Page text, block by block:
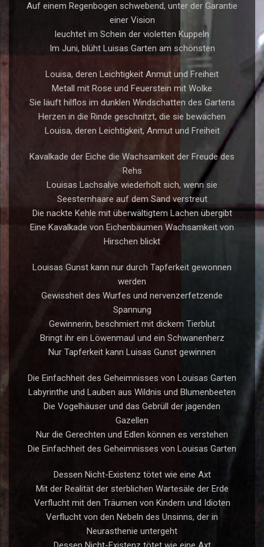
Auf einem Regenbogen schwebend, unter der Garantie
einer Vision
leuchtet im Schein der violetten Kuppeln
Im Juni, blüht Luisas Garten am schönsten
Louisa, deren Leichtigkeit Anmut und Freiheit
Metall mit Rose und Feuerstein mit Wolke
Sie läuft hilflos im dunklen Windschatten des Gartens
Herzen in die Rinde geschnitzt, die sie bewachen
Louisa, deren Leichtigkeit, Anmut und Freiheit
Kavalkade der Eiche die Wachsamkeit der Freude des
Rehs
Louisas Lachsalve wiederholt sich, wenn sie
Seesternhaare auf dem Sand verstreut
Die nackte Kehle mit überwältigtem Lachen übergibt
Eine Kavalkade von Eichenbäumen Wachsamkeit von
Hirschen blickt
Louisas Gunst kann nur durch Tapferkeit gewonnen
werden
Gewissheit des Wurfes und nervenzerfetzende
Spannung
Gewinnerin, beschmiert mit dickem Tierblut
Bringt ihr ein Löwenmaul und ein Schwanenherz
Nur Tapferkeit kann Luisas Gunst gewinnen
Die Einfachheit des Geheimnisses von Louisas Garten
Labyrinthe und Lauben aus Wildnis und Blumenbeeten
Die Vogelhäuser und das Gebrüll der jagenden
Gazellen
Nur die Gerechten und Edlen können es verstehen
Die Einfachheit des Geheimnisses von Louisas Garten
Dessen Nicht-Existenz tötet wie eine Axt
Mit der Realität der sterblichen Wartesäle der Erde
Verflucht mit den Träumen von Kindern und Idioten
Verflucht von den Nebeln des Unsinns, der in
Neurasthenie untergeht